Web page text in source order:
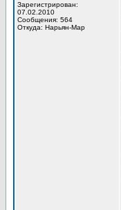
Зарегистрирован:
07.02.2010
Сообщения: 564
Откуда: Нарьян-Мар